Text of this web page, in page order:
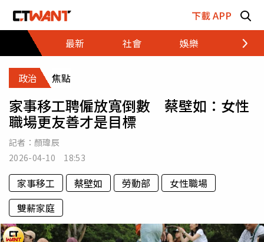
下載 APP
最新
社會 娛樂 財經
政治 焦點
家事移工聘僱放寬倒數 蔡壁如：女性
職場更友善才是目標
記者： 顏瑋辰
2026-04-10 18:53
家事移工 蔡壁如 勞動部
女性職場
雙薪家庭